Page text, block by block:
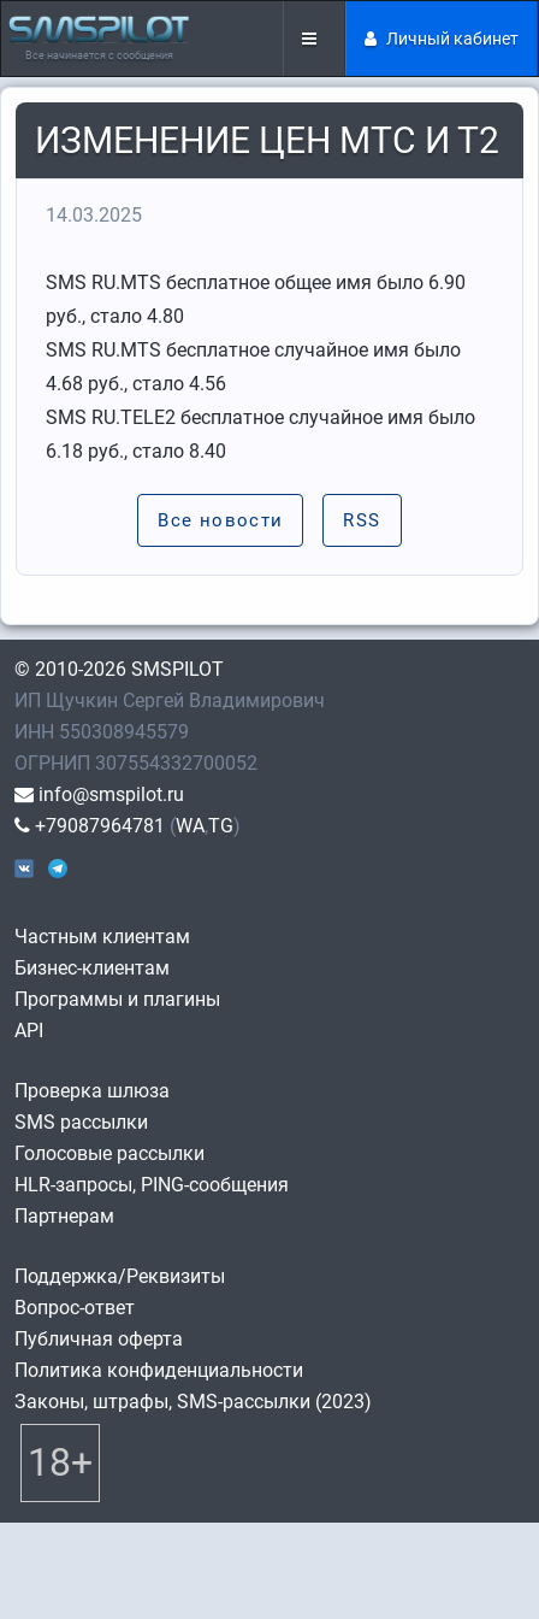
Все начинается с сообщения
Личный кабинет
ИЗМЕНЕНИЕ ЦЕН МТС И Т2
14.03.2025
SMS RU.MTS бесплатное общее имя было 6.90
руб., стало 4.80
SMS RU.MTS бесплатное случайное имя было
4.68 руб., стало 4.56
SMS RU.TELE2 бесплатное случайное имя было
6.18 руб., стало 8.40
Все новости RSS
© 2010-2026 SMSPILOT
ИП Щучкин Сергей Владимирович
ИНН 550308945579
ОГРНИП 307554332700052
info@smspilot.ru
+79087964781 (WA,TG)
Частным клиентам
Бизнес-клиентам
Программы и плагины
API
Проверка шлюза
SMS рассылки
Голосовые рассылки
HLR-запросы, PING-сообщения
Партнерам
Поддержка/Реквизиты
Вопрос-ответ
Публичная оферта
Политика конфиденциальности
Законы, штрафы, SMS-рассылки (2023)
18+